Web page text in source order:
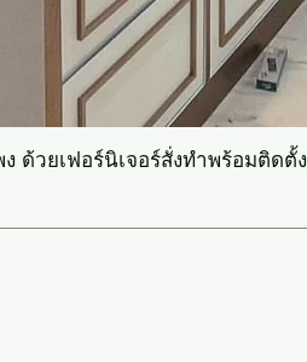
ด้วยเฟอร์นิเจอร์สั่งทำพร้อมติดตั้